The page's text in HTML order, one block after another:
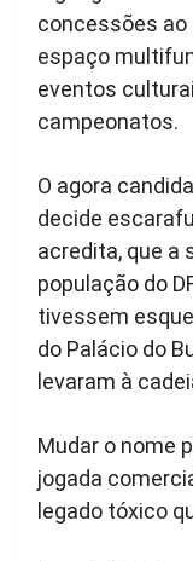
concessões ao
espaço
eventos
campeonatos.
O agora
decide
acredita, que a
população do
tivessem
do Palácio do
levaram à
Mudar o nome
jogada
legado tóxico